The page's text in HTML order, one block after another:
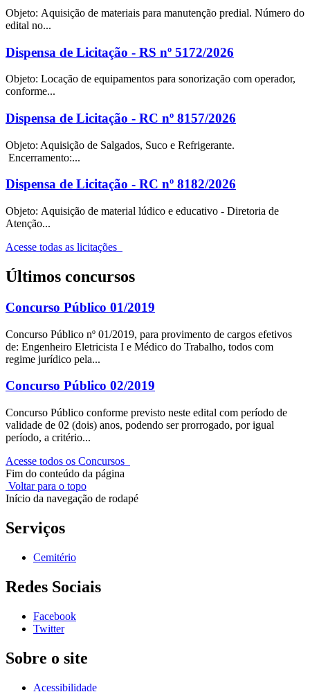
Objeto: Aquisição de materiais para manutenção predial. Número do
edital no...
Dispensa de Licitação - RS nº 5172/2026
Objeto: Locação de equipamentos para sonorização com operador,
conforme...
Dispensa de Licitação - RC nº 8157/2026
Objeto: Aquisição de Salgados, Suco e Refrigerante.
Encerramento:...
Dispensa de Licitação - RC nº 8182/2026
Objeto: Aquisição de material lúdico e educativo - Diretoria de
Atenção...
Acesse todas as licitações
Últimos concursos
Concurso Público 01/2019
Concurso Público nº 01/2019, para provimento de cargos efetivos
de: Engenheiro Eletricista I e Médico do Trabalho, todos com
regime jurídico pela...
Concurso Público 02/2019
Concurso Público conforme previsto neste edital com período de
validade de 02 (dois) anos, podendo ser prorrogado, por igual
período, a critério...
Acesse todos os Concursos
Fim do conteúdo da página
Voltar para o topo
Início da navegação de rodapé
Serviços
Cemitério
Redes Sociais
Facebook
Twitter
Sobre o site
Acessibilidade